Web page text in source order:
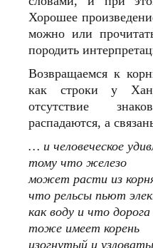
Хорошее
можно или
породить
Возвращаемся к
как строки у
отсутствие
распадаются, а
… и человеческое
тому что железо
может расти из
что рельсы пьют
как воду и что дорога
тоже имеет корень
изогнутый и